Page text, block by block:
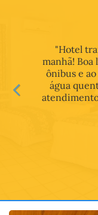
"Hotel
manhã! Boa
ônibus e
água